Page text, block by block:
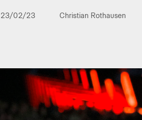
23/02/23 Christian Rothausen